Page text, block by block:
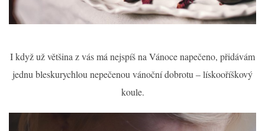
I když už většina z vás má nejspíš na Vánoce napečeno, přidávám
jednu bleskurychlou nepečenou vánoční dobrotu – lískooříškový
koule.